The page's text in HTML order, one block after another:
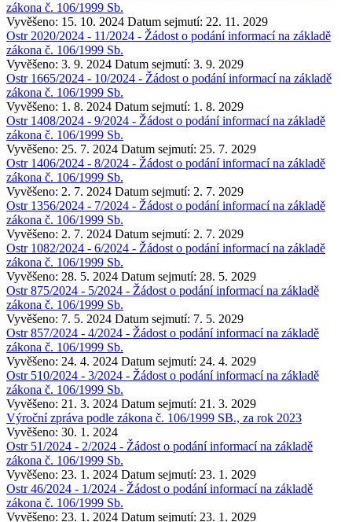
zákona č. 106/1999 Sb.
Vyvěšeno: 15. 10. 2024 Datum sejmutí: 22. 11. 2029
Ostr 2020/2024 - 11/2024 - Žádost o podání informací na základě
zákona č. 106/1999 Sb.
Vyvěšeno: 3. 9. 2024 Datum sejmutí: 3. 9. 2029
Ostr 1665/2024 - 10/2024 - Žádost o podání informací na základě
zákona č. 106/1999 Sb.
Vyvěšeno: 1. 8. 2024 Datum sejmutí: 1. 8. 2029
Ostr 1408/2024 - 9/2024 - Žádost o podání informací na základě
zákona č. 106/1999 Sb.
Vyvěšeno: 25. 7. 2024 Datum sejmutí: 25. 7. 2029
Ostr 1406/2024 - 8/2024 - Žádost o podání informací na základě
zákona č. 106/1999 Sb.
Vyvěšeno: 2. 7. 2024 Datum sejmutí: 2. 7. 2029
Ostr 1356/2024 - 7/2024 - Žádost o podání informací na základě
zákona č. 106/1999 Sb.
Vyvěšeno: 2. 7. 2024 Datum sejmutí: 2. 7. 2029
Ostr 1082/2024 - 6/2024 - Žádost o podání informací na základě
zákona č. 106/1999 Sb.
Vyvěšeno: 28. 5. 2024 Datum sejmutí: 28. 5. 2029
Ostr 875/2024 - 5/2024 - Žádost o podání informací na základě
zákona č. 106/1999 Sb.
Vyvěšeno: 7. 5. 2024 Datum sejmutí: 7. 5. 2029
Ostr 857/2024 - 4/2024 - Žádost o podání informací na základě
zákona č. 106/1999 Sb.
Vyvěšeno: 24. 4. 2024 Datum sejmutí: 24. 4. 2029
Ostr 510/2024 - 3/2024 - Žádost o podání informací na základě
zákona č. 106/1999 Sb.
Vyvěšeno: 21. 3. 2024 Datum sejmutí: 21. 3. 2029
Výroční zpráva podle zákona č. 106/1999 SB., za rok 2023
Vyvěšeno: 30. 1. 2024
Ostr 51/2024 - 2/2024 - Žádost o podání informací na základě
zákona č. 106/1999 Sb.
Vyvěšeno: 23. 1. 2024 Datum sejmutí: 23. 1. 2029
Ostr 46/2024 - 1/2024 - Žádost o podání informací na základě
zákona č. 106/1999 Sb.
Vyvěšeno: 23. 1. 2024 Datum sejmutí: 23. 1. 2029